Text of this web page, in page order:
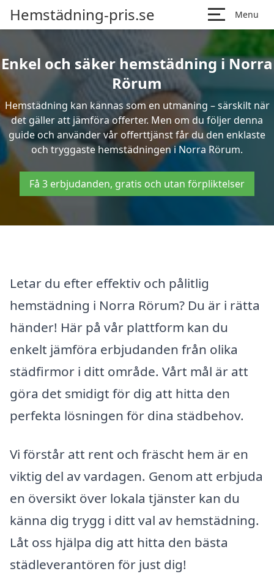
Hemstädning-pris.se Menu
Enkel och säker hemstädning i Norra
Rörum
Hemstädning kan kännas som en utmaning – särskilt när
det gäller att jämföra offerter. Men om du följer denna
guide och använder vår offerttjänst får du den enklaste
och tryggaste hemstädningen i Norra Rörum.
Få 3 erbjudanden, gratis och utan förpliktelser
Letar du efter effektiv och pålitlig
hemstädning i Norra Rörum? Du är i rätta
händer! Här på vår plattform kan du
enkelt jämföra erbjudanden från olika
städfirmor i ditt område. Vårt mål är att
göra det smidigt för dig att hitta den
perfekta lösningen för dina städbehov.
Vi förstår att rent och fräscht hem är en
viktig del av vardagen. Genom att erbjuda
en översikt över lokala tjänster kan du
känna dig trygg i ditt val av hemstädning.
Låt oss hjälpa dig att hitta den bästa
städleverantören för just dig!